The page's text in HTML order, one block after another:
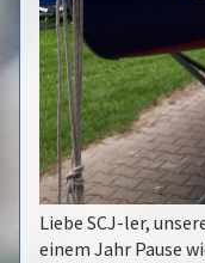
Liebe SCJ-ler,
einem Jahr Pause